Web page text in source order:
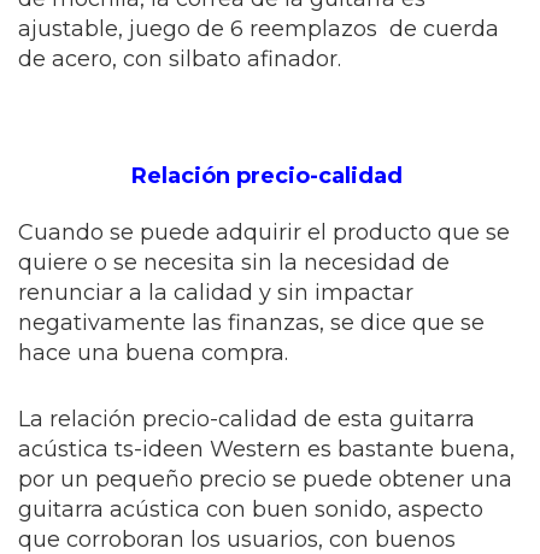
ajustable, juego de 6 reemplazos de cuerda
de acero, con silbato afinador.
Relación precio-calidad
Cuando se puede adquirir el producto que se
quiere o se necesita sin la necesidad de
renunciar a la calidad y sin impactar
negativamente las finanzas, se dice que se
hace una buena compra.
La relación precio-calidad de esta guitarra
acústica ts-ideen Western es bastante buena,
por un pequeño precio se puede obtener una
guitarra acústica con buen sonido, aspecto
que corroboran los usuarios, con buenos